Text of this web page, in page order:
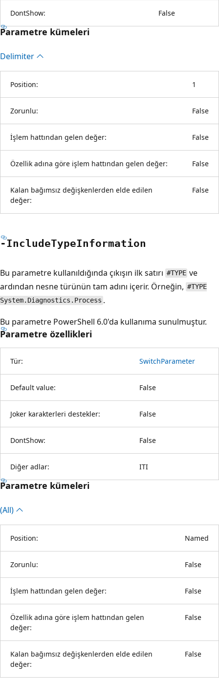
DontShow: False
Parametre kümeleri
Delimiter
Position: 1
Zorunlu: False
İşlem hattından gelen değer: False
Özellik adına göre işlem hattından gelen değer: False
Kalan bağımsız değişkenlerden elde edilen
değer:
False
-IncludeTypeInformation
Bu parametre kullanıldığında çıkışın ilk satırı #TYPE ve
ardından nesne türünün tam adını içerir. Örneğin, #TYPE
System.Diagnostics.Process .
Bu parametre PowerShell 6.0'da kullanıma sunulmuştur.
Parametre özellikleri
Tür: SwitchParameter
Default value: False
Joker karakterleri destekler: False
DontShow: False
Diğer adlar: ITI
Parametre kümeleri
(All)
Position: Named
Zorunlu: False
İşlem hattından gelen değer: False
Özellik adına göre işlem hattından gelen
değer:
False
Kalan bağımsız değişkenlerden elde edilen
değer:
False